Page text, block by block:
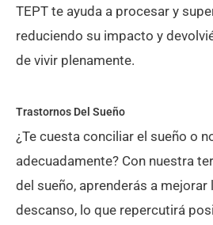
TEPT te ayuda a procesar y
reduciendo su impacto y
de vivir plenamente.
Trastornos Del Sueño​​
¿Te cuesta conciliar el sueño o
adecuadamente? Con nuestra
del sueño, aprenderás a mejorar
descanso, lo que repercutirá